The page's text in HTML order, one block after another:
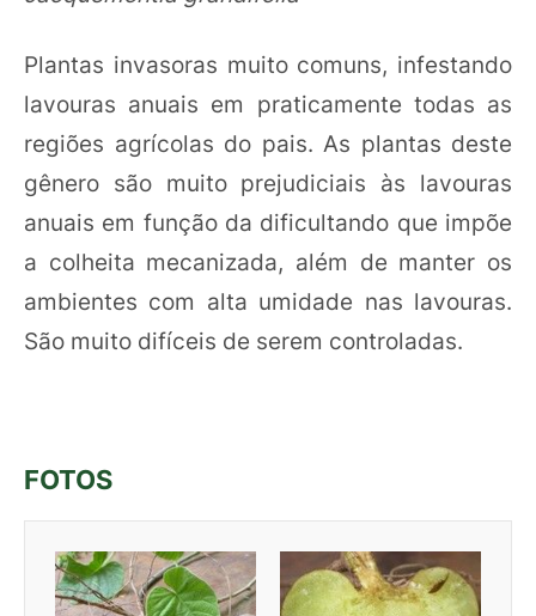
Plantas invasoras muito comuns, infestando
lavouras anuais em praticamente todas as
regiões agrícolas do pais. As plantas deste
gênero são muito prejudiciais às lavouras
anuais em função da dificultando que impõe
a colheita mecanizada, além de manter os
ambientes com alta umidade nas lavouras.
São muito difíceis de serem controladas.
FOTOS